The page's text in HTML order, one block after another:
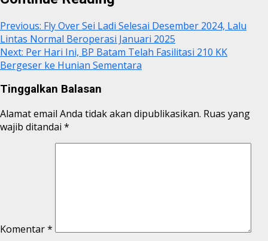
Previous: Fly Over Sei Ladi Selesai Desember 2024, Lalu
Lintas Normal Beroperasi Januari 2025
Next: Per Hari Ini, BP Batam Telah Fasilitasi 210 KK
Bergeser ke Hunian Sementara
Tinggalkan Balasan
Alamat email Anda tidak akan dipublikasikan. Ruas yang
wajib ditandai *
Komentar*